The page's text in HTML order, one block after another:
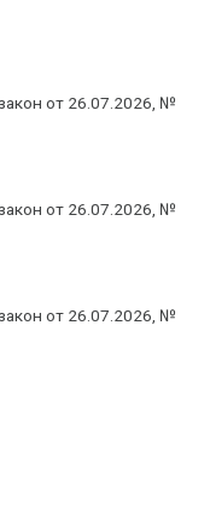
от 26.07.2026, №
от 26.07.2026, №
от 26.07.2026, №